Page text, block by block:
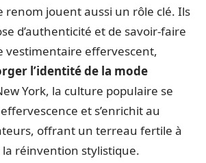
renom jouent aussi un rôle clé. Ils
d’authenticité et de savoir-faire
vestimentaire effervescent,
l’identité de la mode
York, la culture populaire se
et s’enrichit au
offrant un terreau fertile à
la réinvention stylistique.